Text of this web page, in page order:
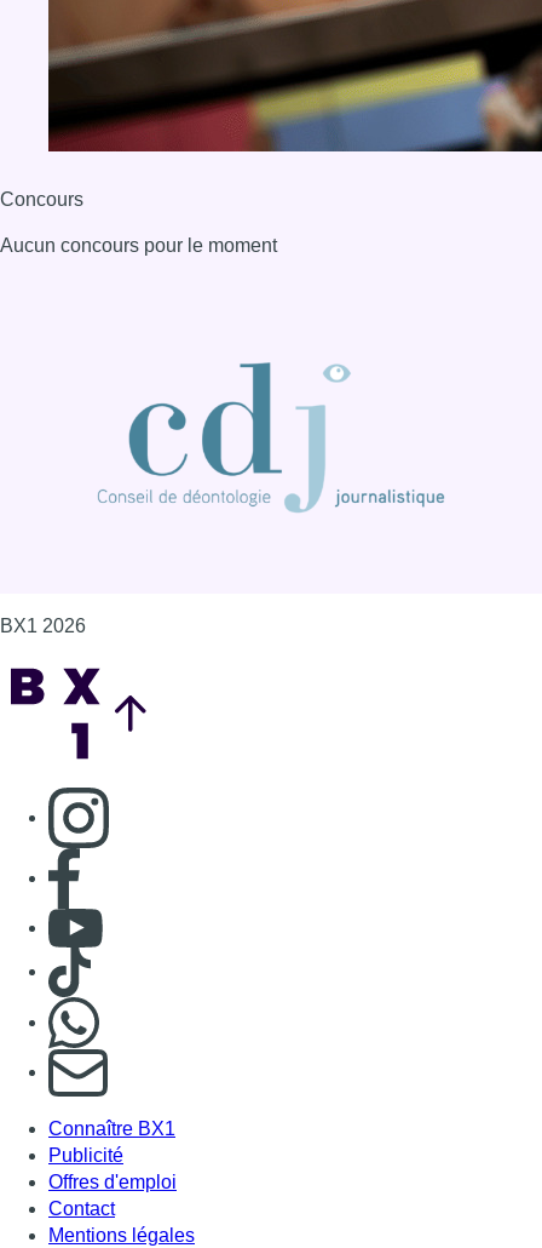
Concours
Aucun concours pour le moment
BX1 2026
Consulter page Instagram
Consulter page Facebook
Consulter Youtube
Consulter TikTok
S'abonner à notre newsletter
Connaître BX1
Publicité
Offres d'emploi
Contact
Mentions légales